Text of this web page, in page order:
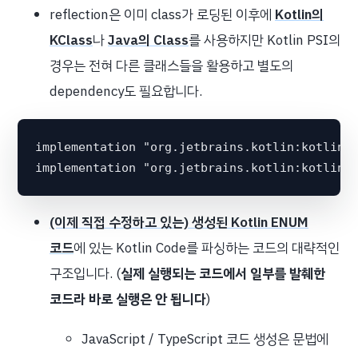
reflection은 이미 class가 로딩된 이후에 Kotlin의
KClass나Java의 Class를 사용하지만 Kotlin PSI의
경우는 전혀 다른 클래스들을 활용하고 별도의
dependency도 필요합니다.
implementation "org.jetbrains.kotlin:kotlin-
(이제 직접 수정하고 있는) 생성된 Kotlin ENUM
코드에 있는 Kotlin Code를 파싱하는 코드의 대략적인
구조입니다. (실제 실행되는 코드에서 일부를 발췌한
코드라 바로 실행은 안 됩니다)
JavaScript / TypeScript 코드 생성은 문법에